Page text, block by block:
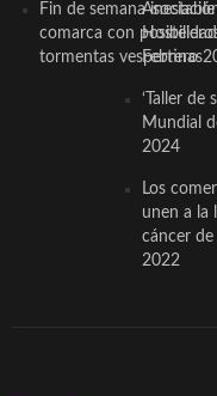
Fin de semana
comarca con
tormentas vespertinas
Febrero
‘Taller de
Mundial
2024
Los
unen a la
cáncer
2022